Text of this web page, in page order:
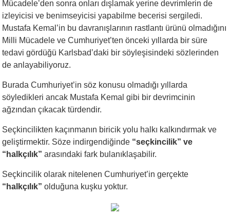
Mücadele’den sonra onları dışlamak yerine devrimlerin de
izleyicisi ve benimseyicisi yapabilme becerisi sergiledi.
Mustafa Kemal’in bu davranışlarının rastlantı ürünü olmadığını
Milli Mücadele ve Cumhuriyet’ten önceki yıllarda bir süre
tedavi gördüğü Karlsbad’daki bir söyleşisindeki sözlerinden
de anlayabiliyoruz.
Burada Cumhuriyet’in söz konusu olmadığı yıllarda
söyledikleri ancak Mustafa Kemal gibi bir devrimcinin
ağzından çıkacak türdendir.
Seçkincilikten kaçınmanın biricik yolu halkı kalkındırmak ve
geliştirmektir. Söze indirgendiğinde “seçkincilik” ve
“halkçılık” arasındaki fark bulanıklaşabilir.
Seçkincilik olarak nitelenen Cumhuriyet’in gerçekte
“halkçılık” olduğuna kuşku yoktur.